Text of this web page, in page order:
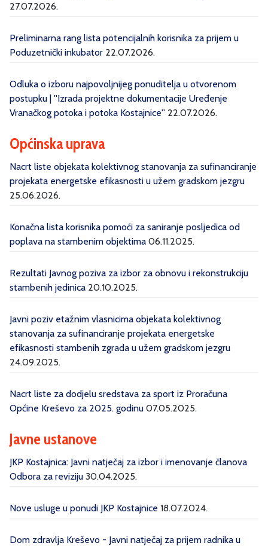
27.07.2026.
Preliminarna rang lista potencijalnih korisnika za prijem u
Poduzetnički inkubator 22.07.2026.
Odluka o izboru najpovoljnijeg ponuditelja u otvorenom
postupku | ''Izrada projektne dokumentacije Uređenje
Vranačkog potoka i potoka Kostajnice'' 22.07.2026.
Općinska uprava
Nacrt liste objekata kolektivnog stanovanja za sufinanciranje
projekata energetske efikasnosti u užem gradskom jezgru
25.06.2026.
Konačna lista korisnika pomoći za saniranje posljedica od
poplava na stambenim objektima 06.11.2025.
Rezultati Javnog poziva za izbor za obnovu i rekonstrukciju
stambenih jedinica 20.10.2025.
Javni poziv etažnim vlasnicima objekata kolektivnog
stanovanja za sufinanciranje projekata energetske
efikasnosti stambenih zgrada u užem gradskom jezgru
24.09.2025.
Nacrt liste za dodjelu sredstava za sport iz Proračuna
Općine Kreševo za 2025. godinu 07.05.2025.
Javne ustanove
JKP Kostajnica: Javni natječaj za izbor i imenovanje članova
Odbora za reviziju 30.04.2025.
Nove usluge u ponudi JKP Kostajnice 18.07.2024.
Dom zdravlja Kreševo - Javni natječaj za prijem radnika u